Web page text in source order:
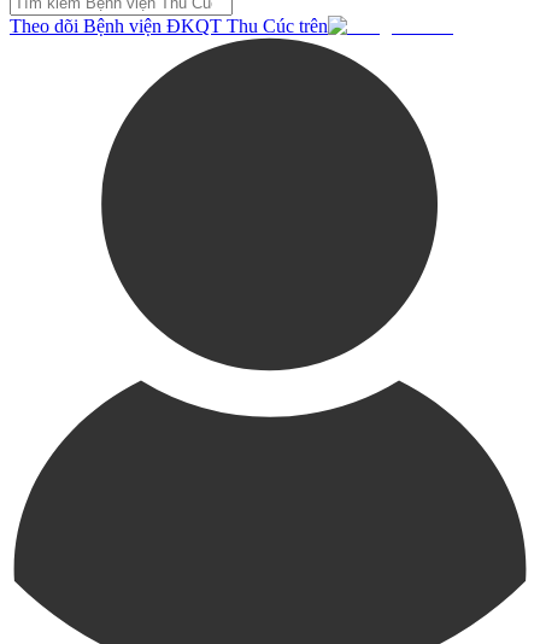
Theo dõi Bệnh viện ĐKQT Thu Cúc trên